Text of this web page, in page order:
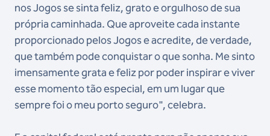
nos Jogos se sinta feliz, grato e orgulhoso de sua
própria caminhada. Que aproveite cada instante
proporcionado pelos Jogos e acredite, de verdade,
que também pode conquistar o que sonha. Me sinto
imensamente grata e feliz por poder inspirar e viver
esse momento tão especial, em um lugar que
sempre foi o meu porto seguro", celebra.